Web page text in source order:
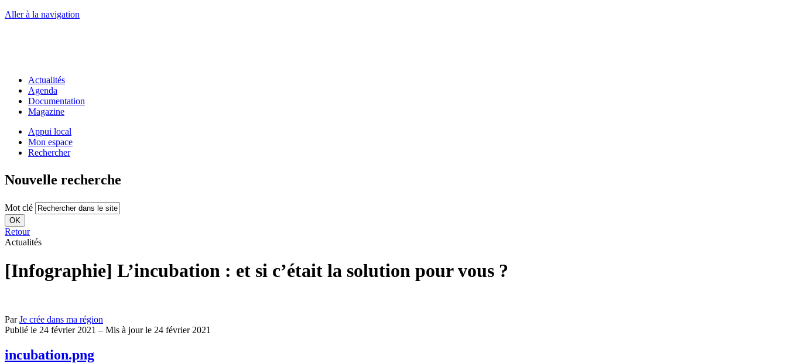
Aller à la navigation
Actualités
Agenda
Documentation
Magazine
Appui local
Mon espace
Rechercher
Nouvelle recherche
Mot clé
OK
Retour
Actualités
[Infographie] L’incubation : et si c’était la solution pour vous ?
ParJe crée dans ma région
Publié le 24 février 2021 – Mis à jour le 24 février 2021
incubation.png